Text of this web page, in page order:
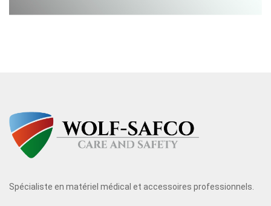
Spécialiste en matériel médical et accessoires professionnels.